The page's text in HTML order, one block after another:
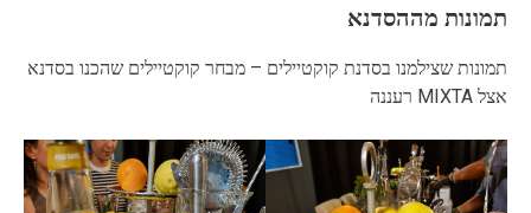
תמונות מההסדנא
תמונות שצילמנו בסדנת קוקטיילים – מבחר קוקטיילים שהכנו בסדנא
אצל MIXTA רעננה